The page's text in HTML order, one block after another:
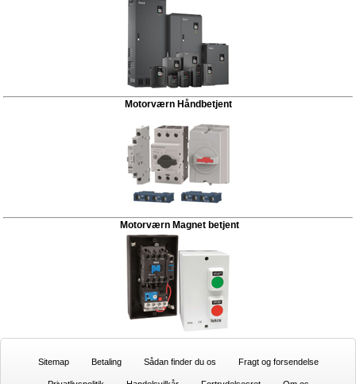
Motorværn Håndbetjent
Motorværn Magnet betjent
Sitemap Betaling Sådan finder du os Fragt og forsendelse